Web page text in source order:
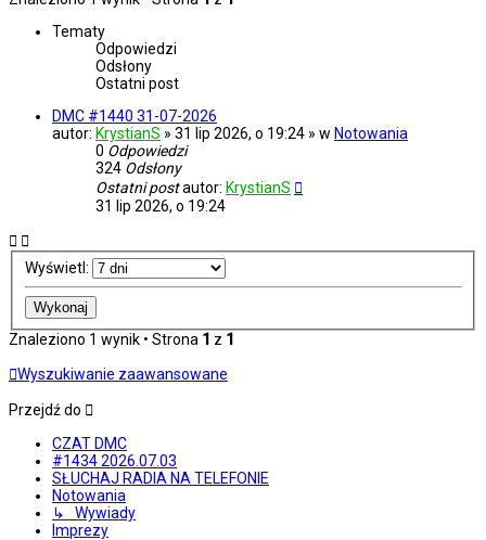
Tematy
Odpowiedzi
Odsłony
Ostatni post
DMC #1440 31-07-2026
autor: KrystianS » 31 lip 2026, o 19:24 » w Notowania
0 Odpowiedzi
324 Odsłony
Ostatni postautor: KrystianS
31 lip 2026, o 19:24
Wyświetl:
Znaleziono 1 wynik • Strona 1 z 1
Wyszukiwanie zaawansowane
Przejdź do
CZAT DMC
#1434 2026.07.03
SŁUCHAJ RADIA NA TELEFONIE
Notowania
↳ Wywiady
Imprezy